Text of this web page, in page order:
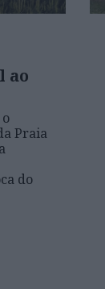
ao
Praia
do